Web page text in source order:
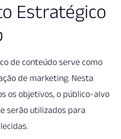
Estratégico
de conteúdo serve como
de marketing. Nesta
os objetivos, o público-alvo
serão utilizados para